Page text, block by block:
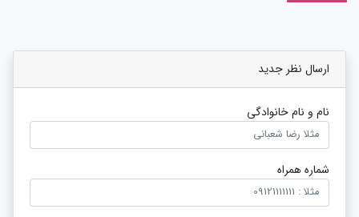
ارسال نظر جدید
نام و نام خانوادگی
شماره همراه